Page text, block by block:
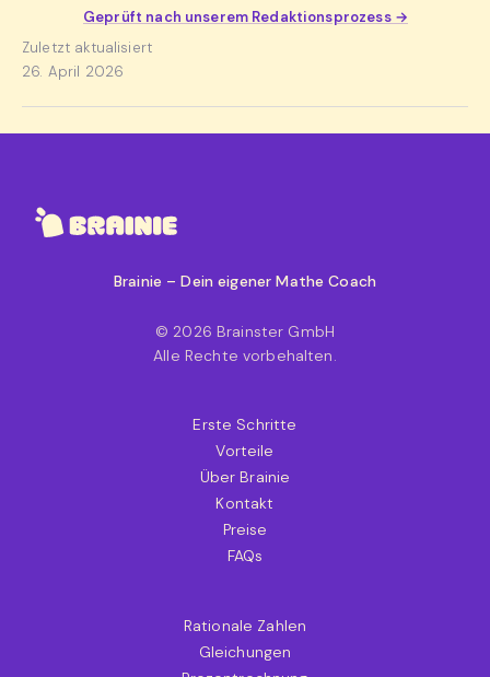
Geprüft nach unserem Redaktionsprozess →
Zuletzt aktualisiert
26. April 2026
Brainie – Dein eigener Mathe Coach
© 2026 Brainster GmbH
Alle Rechte vorbehalten.
Erste Schritte
Vorteile
Über Brainie
Kontakt
Preise
FAQs
Rationale Zahlen
Gleichungen